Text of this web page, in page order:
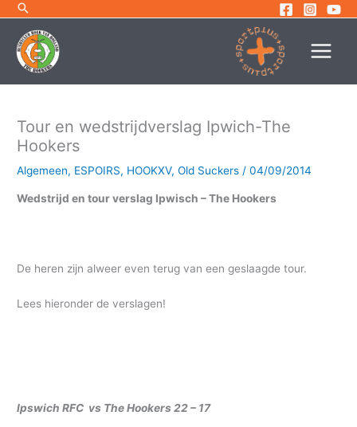
inhoud
Tour en wedstrijdverslag Ipwich-The
Hookers
Algemeen, ESPOIRS, HOOKXV,Old Suckers /04/09/2014
Wedstrijd en tour verslag Ipwisch – The Hookers
De heren zijn alweer even terug van een geslaagde tour.
Lees hieronder de verslagen!
Ipswich RFC vs The Hookers 22 – 17